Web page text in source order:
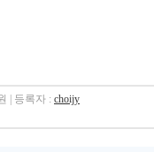
| 등록자 : choijy